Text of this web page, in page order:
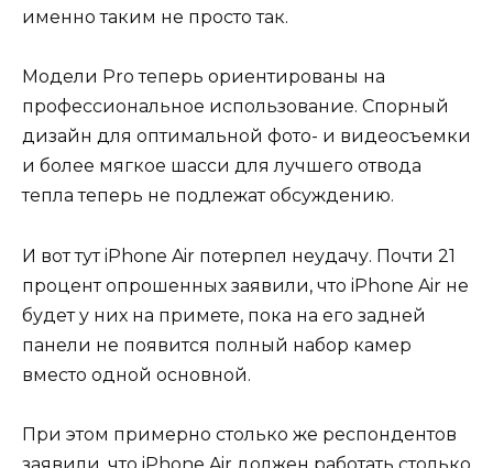
именно таким не просто так.
Модели Pro теперь ориентированы на
профессиональное использование. Спорный
дизайн для оптимальной фото- и видеосъемки
и более мягкое шасси для лучшего отвода
тепла теперь не подлежат обсуждению.
И вот тут iPhone Air потерпел неудачу. Почти 21
процент опрошенных заявили, что iPhone Air не
будет у них на примете, пока на его задней
панели не появится полный набор камер
вместо одной основной.
При этом примерно столько же респондентов